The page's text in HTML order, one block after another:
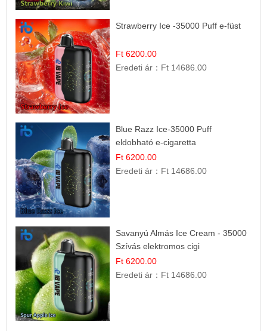
Strawberry Ice -35000 Puff e-füst
Ft 6200.00
Eredeti ár： Ft 14686.00
Blue Razz Ice-35000 Puff
eldobható e-cigaretta
Ft 6200.00
Eredeti ár： Ft 14686.00
Savanyú Almás Ice Cream - 35000
Szívás elektromos cigi
Ft 6200.00
Eredeti ár： Ft 14686.00